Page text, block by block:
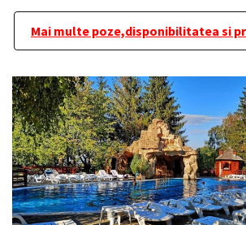
Mai multe poze,disponibilitatea si